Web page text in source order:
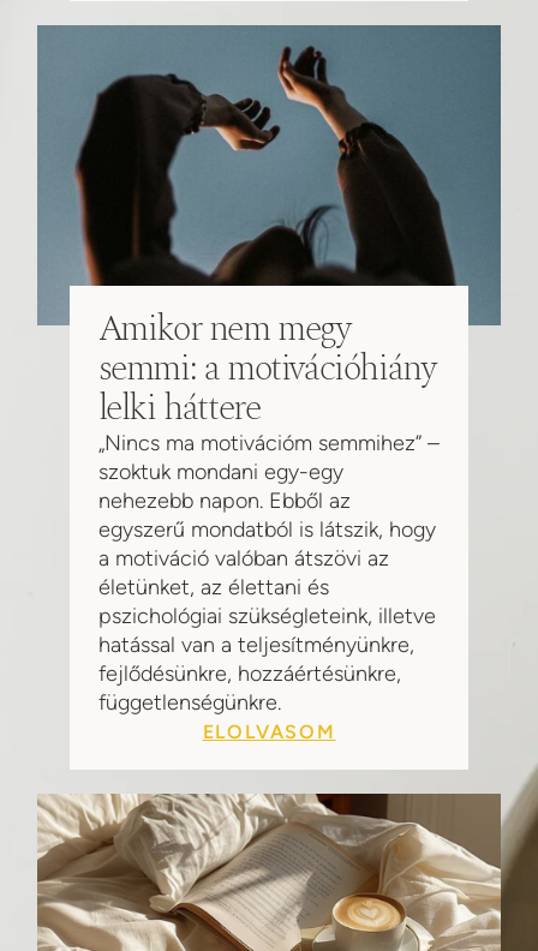
Amikor nem megy
semmi: a motivációhiány
lelki háttere
„Nincs ma motivációm semmihez” –
szoktuk mondani egy-egy
nehezebb napon. Ebből az
egyszerű mondatból is látszik, hogy
a motiváció valóban átszövi az
életünket, az élettani és
pszichológiai szükségleteink, illetve
hatással van a teljesítményünkre,
fejlődésünkre, hozzáértésünkre,
függetlenségünkre.
ELOLVASOM